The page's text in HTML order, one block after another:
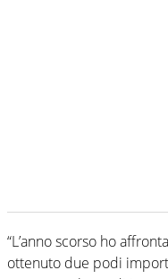
“L’anno scorso ho
ottenuto due podi